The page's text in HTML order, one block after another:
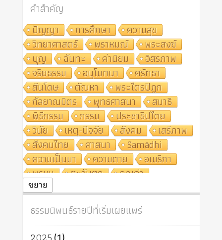
คำสำคัญ
ปัญญา
การศึกษา
ความสุข
วิทยาศาสตร์
พราหมณ์
พระสงฆ์
บุญ
ฉันทะ ค่านิยม
อิสรภาพ
จริยธรรม
อนุโมทนา
ศรัทธา
สันโดษ
ตัณหา
พระไตรปิฎก
กัลยาณมิตร
พุทธศาสนา
สมาธิ
พิธีกรรม
กรรม
ประชาธิปไตย
วินัย
เหตุ-ปัจจัย สังคม
เสรีภาพ
สังคมไทย
ศาสนา
Samādhi
ความเป็นมา
ความตาย
อเมริกา
พรหม
ตะวันตก
คุณค่า
ปฏิจจสมุปบาท
ศาสนาประจำชาติ
อินเดีย
ผู้บริโภค
ธรรมาธิปไตย
จักร
การแยกรัฐกับศาสนา
ธรรมชาติ
ขยาย
ธรรมนิพนธ์รายปีที่เริ่มเผยแพร่